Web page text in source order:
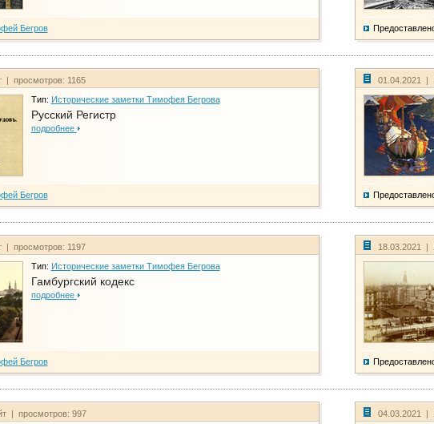
Бегров
| просмотров: 1165
Тип: Исторические заметки Тимофея Бегрова
Русский Регистр
подробнее
Бегров
01.04.2021 |
| просмотров: 1197
Тип: Исторические заметки Тимофея Бегрова
Гамбургский кодекс
подробнее
Бегров
18.03.2021 |
| просмотров: 997 04.03.2021 |